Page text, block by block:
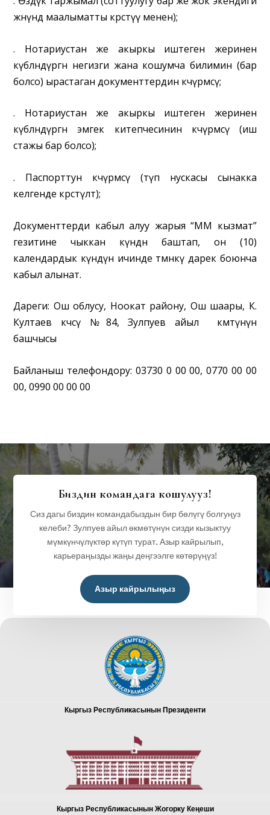
жөнүндө маалыматты көрсөтүү менен);
. Нотариустан же акыркы иштеген жеринен
күбөлөндүргөн негизги жана кошумча билимин (бар
болсо) ырастаган документтердин көчүрмөсү;
. Нотариустан же акыркы иштеген жеринен
күбөлөндүргөн эмгек китепчесинин көчүрмөсү (иш
стажы бар болсо);
. Паспорттун көчүрмөсү (түп нускасы сынакка
келгенде көрсөтүлөт);
Документтерди кабыл алуу жарыя “ММ кызмат”
гезитине чыккан күндөн баштап, он (10)
календардык күндүн ичинде төмөнкү дарек боюнча
кабыл алынат.
Дареги: Ош облусу, Ноокат району, Ош шаары, К.
Култаев көчөсү №84, Зулпуев айыл өкмөтүнүн
башчысы
Байланыш телефондору: 03730 0 00 00, 0770 00 00
00, 0990 00 00 00
Биздин командага кошулуңуз!
Сиз дагы биздин командабыздын бир бөлүгү болгуңуз
келеби? Зулпуев айыл өкмөтүнүн сизди кызыктуу
мүмкүнчүлүктөр күтүп турат. Азыр кайрылып,
карьераңызды жаңы деңгээлге көтөрүңүз!
Азыр кайрылыңыз
Кыргыз Республикасынын Президенти
Кыргыз Республикасынын Жогорку Кеңеши